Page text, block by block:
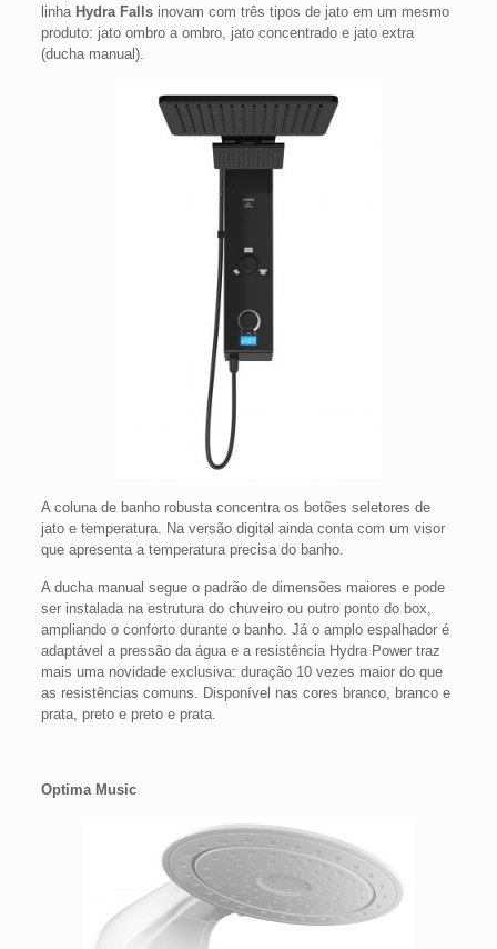
linha Hydra Falls inovam com três tipos de jato em um mesmo
produto: jato ombro a ombro, jato concentrado e jato extra
(ducha manual).
A coluna de banho robusta concentra os botões seletores de
jato e temperatura. Na versão digital ainda conta com um visor
que apresenta a temperatura precisa do banho.
A ducha manual segue o padrão de dimensões maiores e pode
ser instalada na estrutura do chuveiro ou outro ponto do box,
ampliando o conforto durante o banho. Já o amplo espalhador é
adaptável a pressão da água e a resistência Hydra Power traz
mais uma novidade exclusiva: duração 10 vezes maior do que
as resistências comuns. Disponível nas cores branco, branco e
prata, preto e preto e prata.
Optima Music